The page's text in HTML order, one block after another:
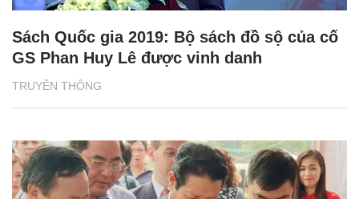
TRUYỀN THÔNG
Sách Quốc gia 2019: Bộ sách đồ sộ của cố
GS Phan Huy Lê được vinh danh